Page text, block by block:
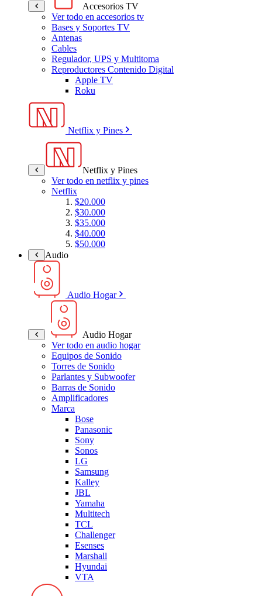
Accesorios TV
Ver todo en accesorios tv
Bases y Soportes TV
Antenas
Cables
Regulador, UPS y Multitoma
Reproductores Contenido Digital
Apple TV
Roku
Netflix y Pines
Netflix y Pines
Ver todo en netflix y pines
Netflix
$20.000
$30.000
$35.000
$40.000
$50.000
Audio
Audio Hogar
Audio Hogar
Ver todo en audio hogar
Equipos de Sonido
Torres de Sonido
Parlantes y Subwoofer
Barras de Sonido
Amplificadores
Marca
Bose
Panasonic
Sony
Sonos
LG
Samsung
Kalley
JBL
Yamaha
Multitech
TCL
Challenger
Esenses
Marshall
Hyundai
VTA